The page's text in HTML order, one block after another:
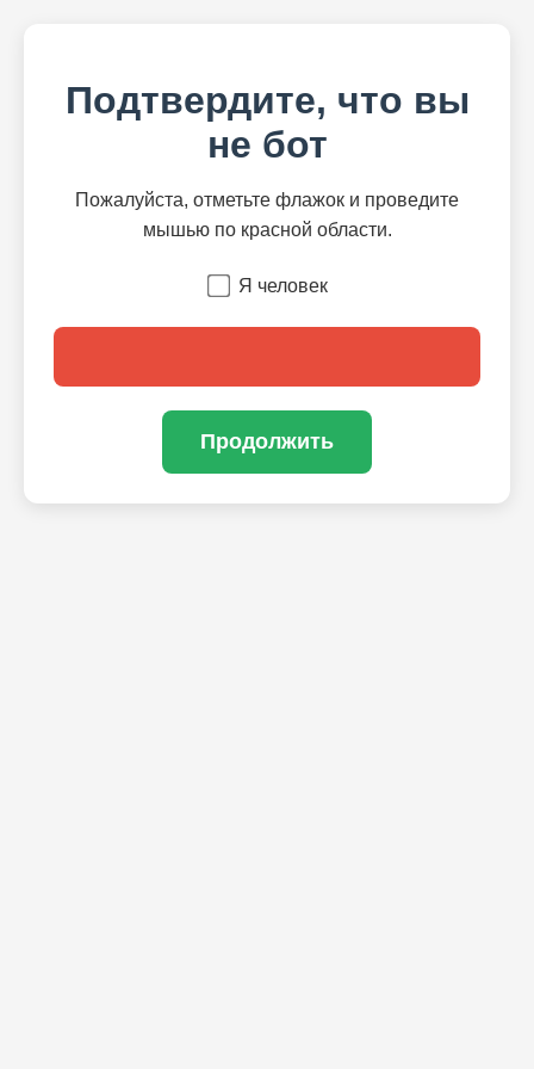
Подтвердите, что вы
не бот
Пожалуйста, отметьте флажок и проведите
мышью по красной области.
Я человек
Продолжить